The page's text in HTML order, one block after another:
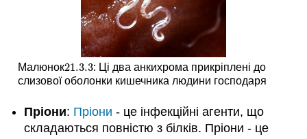
Малюнок21.3.3
21.3.3: Ці два анкихрома прикріплені до
слизової оболонки кишечника людини господаря
Пріони: Пріони - це інфекційні агенти, що
складаються повністю з білків. Пріони - це